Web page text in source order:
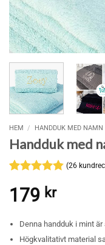
HEM / HANDDUK MED NAMN
Handduk med
4.85av 5
baserat på
(26
179 kr
Denna handduk i mint
Högkvalitativt material